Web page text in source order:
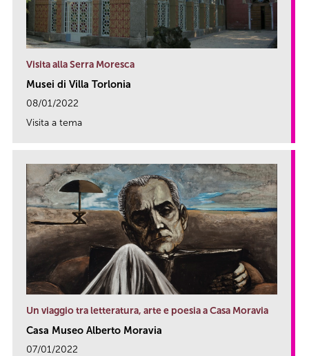
Visita alla Serra Moresca
Musei di Villa Torlonia
08/01/2022
Visita a tema
Un viaggio tra letteratura, arte e poesia a Casa Moravia
Casa Museo Alberto Moravia
07/01/2022